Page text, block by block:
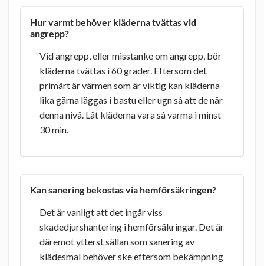
Hur varmt behöver kläderna tvättas vid
angrepp?
Vid angrepp, eller misstanke om angrepp, bör
kläderna tvättas i 60 grader. Eftersom det
primärt är värmen som är viktig kan kläderna
lika gärna läggas i bastu eller ugn så att de når
denna nivå. Låt kläderna vara så varma i minst
30 min.
Kan sanering bekostas via hemförsäkringen?
Det är vanligt att det ingår viss
skadedjurshantering i hemförsäkringar. Det är
däremot ytterst sällan som sanering av
klädesmal behöver ske eftersom bekämpning